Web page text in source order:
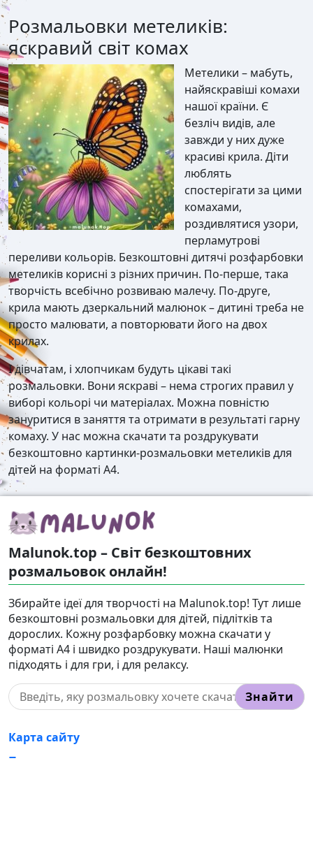
Розмальовки метеликів:
яскравий світ комах
Метелики – мабуть,
найяскравіші комахи
нашої країни. Є
безліч видів, але
завжди у них дуже
красиві крила. Діти
люблять
спостерігати за цими
комахами,
роздивлятися узори,
перламутрові
переливи кольорів. Безкоштовні дитячі розфарбовки
метеликів корисні з різних причин. По-перше, така
творчість всебічно розвиваю малечу. По-друге,
крила мають дзеркальний малюнок – дитині треба не
просто малювати, а повторювати його на двох
крилах.
І дівчатам, і хлопчикам будуть цікаві такі
розмальовки. Вони яскраві – нема строгих правил у
виборі кольорі чи матеріалах. Можна повністю
зануритися в заняття та отримати в результаті гарну
комаху. У нас можна скачати та роздрукувати
безкоштовно картинки-розмальовки метеликів для
дітей на форматі А4.
Malunok.top – Світ безкоштовних
розмальовок онлайн!
Збирайте ідеї для творчості на Malunok.top! Тут лише
безкоштовні розмальовки для дітей, підлітків та
дорослих. Кожну розфарбовку можна скачати у
форматі А4 і швидко роздрукувати. Наші малюнки
підходять і для гри, і для релаксу.
Знайти
Карта сайту
Правовласникам